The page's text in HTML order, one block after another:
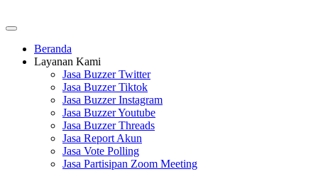
Beranda
Layanan Kami
Jasa Buzzer Twitter
Jasa Buzzer Tiktok
Jasa Buzzer Instagram
Jasa Buzzer Youtube
Jasa Buzzer Threads
Jasa Report Akun
Jasa Vote Polling
Jasa Partisipan Zoom Meeting